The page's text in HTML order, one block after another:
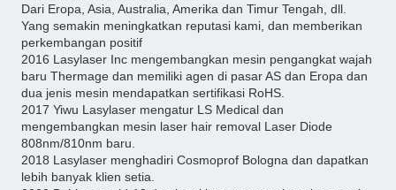
Dari Eropa, Asia, Australia, Amerika dan Timur Tengah, dll.
Yang semakin meningkatkan reputasi kami, dan memberikan
perkembangan positif
2016 Lasylaser Inc mengembangkan mesin pengangkat wajah
baru Thermage dan memiliki agen di pasar AS dan Eropa dan
dua jenis mesin mendapatkan sertifikasi RoHS.
2017 Yiwu Lasylaser mengatur LS Medical dan
mengembangkan mesin laser hair removal Laser Diode
808nm/810nm baru.
2018 Lasylaser menghadiri Cosmoprof Bologna dan dapatkan
lebih banyak klien setia.